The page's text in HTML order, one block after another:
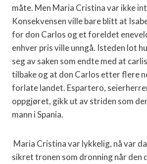
måte. Men Maria Cristina var ikke
Konsekvensen ville bare blitt at
for don Carlos og et foreldet
enhver pris ville unngå. Isteden lot
seg av saken som endte med at
tilbake og at don Carlos etter flere
forlate landet. Espartero,
oppgjøret, gikk ut av striden som
mann i Spania.
Maria Cristina var lykkelig, nå var
sikret tronen som dronning når den